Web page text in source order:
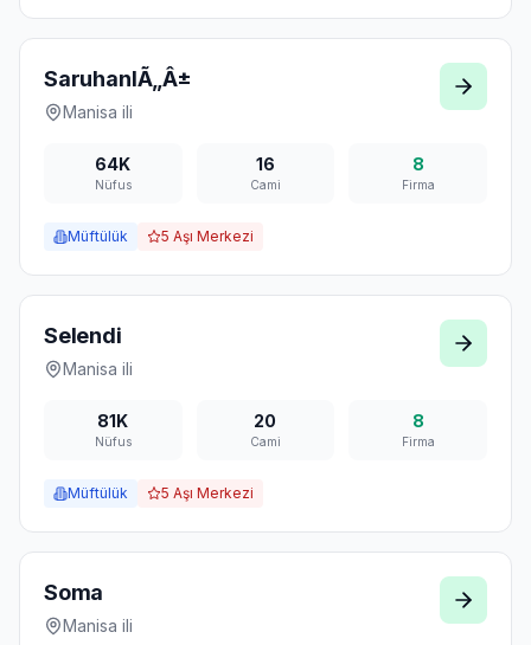
SaruhanlÃ„Â±
Manisa ili
64K
Nüfus
16
Cami
8
Firma
Müftülük 5 Aşı Merkezi
Selendi
Manisa ili
81K
Nüfus
20
Cami
8
Firma
Müftülük 5 Aşı Merkezi
Soma
Manisa ili